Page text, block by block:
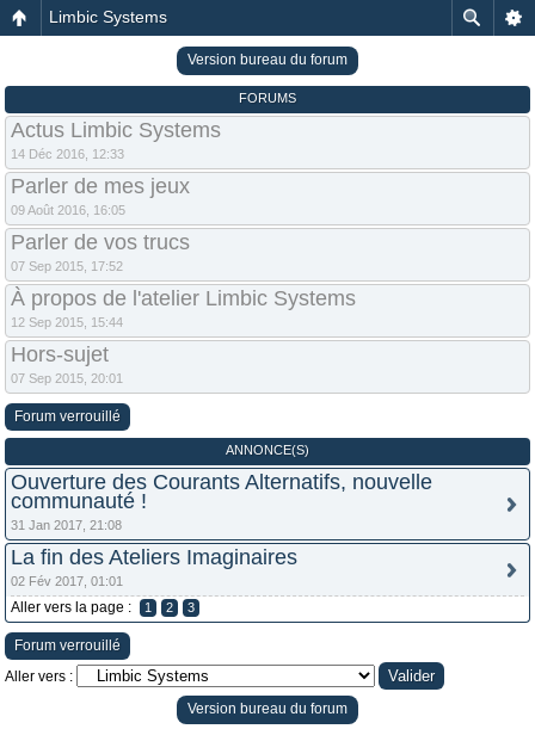
Limbic Systems
Version bureau du forum
FORUMS
Actus Limbic Systems
14 Déc 2016, 12:33
Parler de mes jeux
09 Août 2016, 16:05
Parler de vos trucs
07 Sep 2015, 17:52
À propos de l'atelier Limbic Systems
12 Sep 2015, 15:44
Hors-sujet
07 Sep 2015, 20:01
Forum verrouillé
ANNONCE(S)
Ouverture des Courants Alternatifs, nouvelle
communauté !
31 Jan 2017, 21:08
La fin des Ateliers Imaginaires
02 Fév 2017, 01:01
Aller vers la page : 1 2 3
Forum verrouillé
Aller vers :
Version bureau du forum